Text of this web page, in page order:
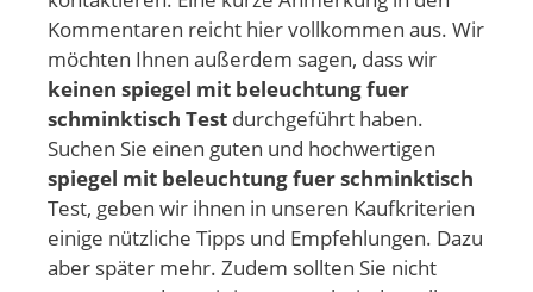
Kommentaren reicht hier vollkommen aus. Wir
möchten Ihnen außerdem sagen, dass wir
keinen spiegel mit beleuchtung fuer
schminktisch Test durchgeführt haben.
Suchen Sie einen guten und hochwertigen
spiegel mit beleuchtung fuer schminktisch
Test, geben wir ihnen in unseren Kaufkriterien
einige nützliche Tipps und Empfehlungen. Dazu
aber später mehr. Zudem sollten Sie nicht